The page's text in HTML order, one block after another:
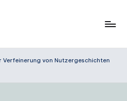
Verfeinerung von Nutzergeschichten